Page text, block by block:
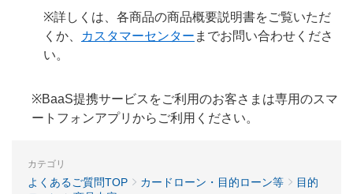
※詳しくは、各商品の商品概要説明書をご覧いただ
くか、
カスタマーセンター までお問い合わせくださ
い。
※BaaS提携サービスをご利用のお客さまは専用のスマ
ートフォンアプリからご利用ください。
カテゴリ
よくあるご質問TOP カードローン・目的ローン等
目的